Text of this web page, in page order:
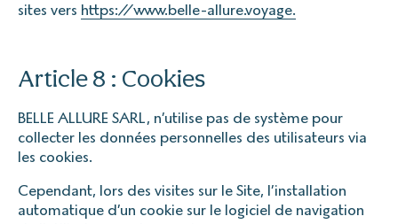
sites vers https://www.belle-allure.voyage.
Article 8 : Cookies
BELLE ALLURE SARL, n’utilise pas de système pour
collecter les données personnelles des utilisateurs via
les cookies.
Cependant, lors des visites sur le Site, l’installation
automatique d’un cookie sur le logiciel de navigation